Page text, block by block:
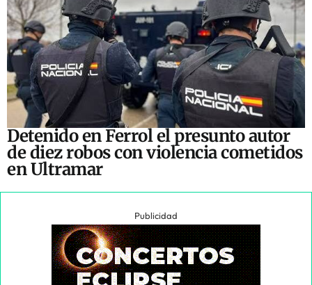
Detenido en Ferrol el presunto autor
de diez robos con violencia cometidos
en Ultramar
Publicidad